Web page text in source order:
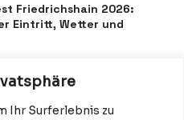
Ihr Surferlebnis zu
Friedrichshain 2026:
Eintritt, Wetter und